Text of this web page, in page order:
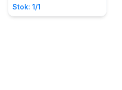
Stok: 1/1